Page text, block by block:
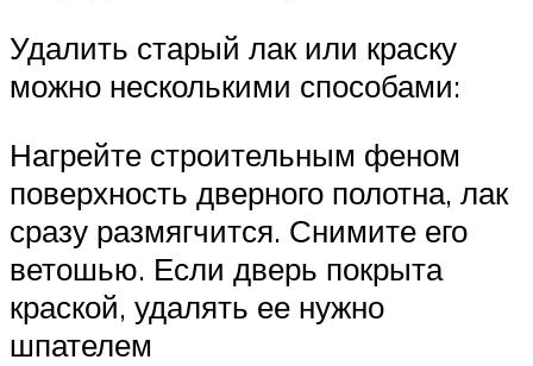
Удалить старый лак или краску
можно несколькими способами:
Нагрейте строительным феном
поверхность дверного полотна, лак
сразу размягчится. Снимите его
ветошью. Если дверь покрыта
краской, удалять ее нужно
шпателем